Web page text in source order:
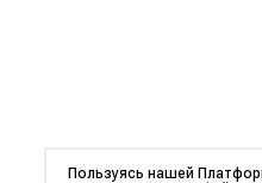
Пользуясь нашей